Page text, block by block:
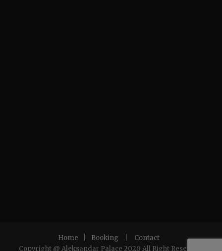
Home Booking
Contact
Copyright @ Aleksandar Palace 2020 All Right Reserved.